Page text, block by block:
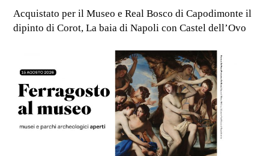
Acquistato per il Museo e Real Bosco di Capodimonte il
dipinto di Corot, La baia di Napoli con Castel dell’Ovo